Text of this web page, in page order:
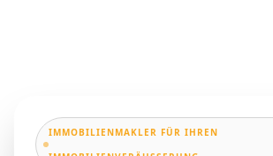
IMMOBILIENMAKLER FÜR IHREN